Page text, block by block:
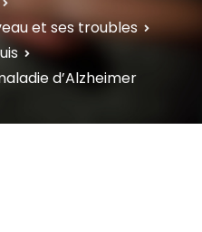
et ses troubles
d’Alzheimer